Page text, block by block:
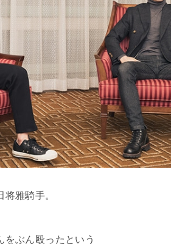
雅騎手。
をぶん殴ったという